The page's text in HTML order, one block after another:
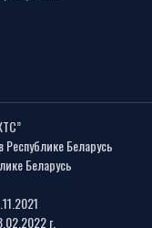
Беларусь
Беларусь
г.